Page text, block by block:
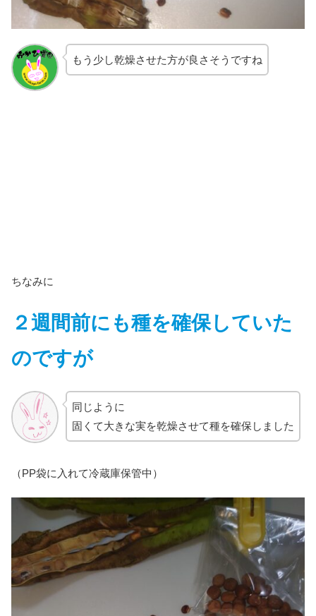
もう少し乾燥させた方が良さそうですね
ちなみに
２週間前に も種を確保していた
のですが
同じように
固くて大きな実を乾燥させて種を確保しました
（PP袋に入れて冷蔵庫保管中）